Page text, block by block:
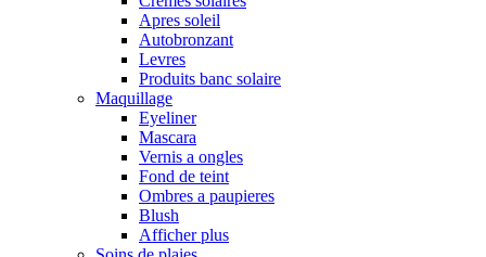
Apres soleil
Autobronzant
Levres
Produits banc solaire
Maquillage
Eyeliner
Mascara
Vernis a ongles
Fond de teint
Ombres a paupieres
Blush
Afficher plus